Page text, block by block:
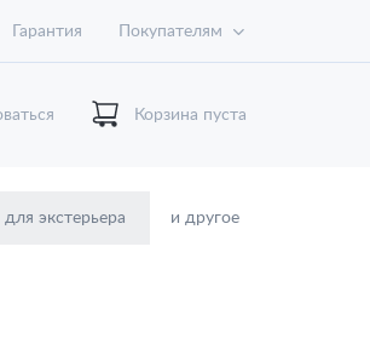
Гарантия Покупателям
Корзина пуста
для экстерьера и другое